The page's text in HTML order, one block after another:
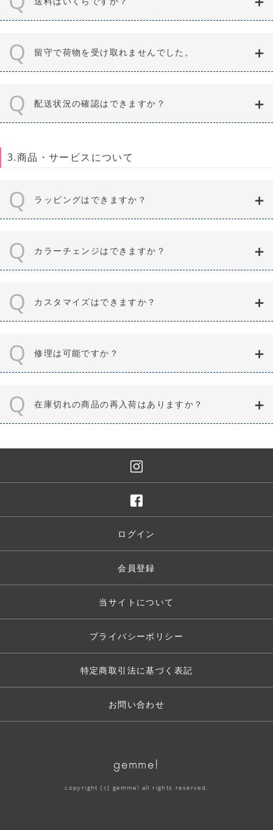
Q 留守で荷物を受け取れませんでした。
Q 配送状況の確認はできますか？
3.商品・サービスについて
Q ラッピングはできますか？
Q カラーチェンジはできますか？
Q カスタマイズはできますか？
Q 修理は可能ですか？
Q 在庫切れの商品の再入荷はありますか？
ログイン
会員登録
当サイトについて
プライバシーポリシー
特定商取引法に基づく表記
お問い合わせ
gemme!
copyright (c) gemme! all rights reserved.